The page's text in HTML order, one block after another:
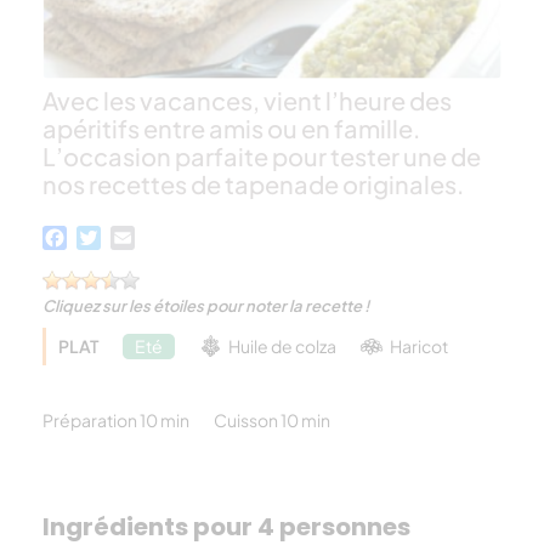
Avec les vacances, vient l’heure des
apéritifs entre amis ou en famille.
L’occasion parfaite pour tester une de
nos recettes de tapenade originales.
Facebook
Twitter
Cliquez sur les étoiles pour noter la recette !
PLAT Eté Huile de colza Haricot
Préparation 10 min Cuisson 10 min
Ingrédients pour 4 personnes